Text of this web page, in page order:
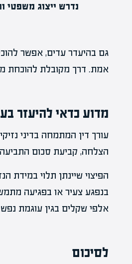
נדרש ייצוג משפטי
גם בהיעדר עדים, אפשר
אמת. דרך מקובלת להוכחת
מדוע כדאי להיעזר
עורך דין המתמחה בדיני
הצלחה, קביעת סכום
הפיצוי שיינתן תלוי במידת
בנפגע צעיר או בפגיעה
אלפי שקלים בגין עוגמת
לסיכום